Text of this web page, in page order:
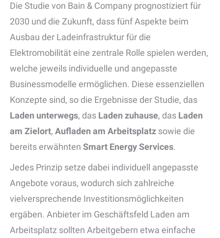
Die Studie von Bain & Company prognostiziert für
2030 und die Zukunft, dass fünf Aspekte beim
Ausbau der Ladeinfrastruktur für die
Elektromobilität eine zentrale Rolle spielen werden,
welche jeweils individuelle und angepasste
Businessmodelle ermöglichen. Diese essenziellen
Konzepte sind, so die Ergebnisse der Studie, das
Laden unterwegs, das Laden zuhause, das Laden
am Zielort, Aufladen am Arbeitsplatz sowie die
bereits erwähnten Smart Energy Services.
Jedes Prinzip setze dabei individuell angepasste
Angebote voraus, wodurch sich zahlreiche
vielversprechende Investitionsmöglichkeiten
ergäben. Anbieter im Geschäftsfeld Laden am
Arbeitsplatz sollten Arbeitgebern etwa einfache